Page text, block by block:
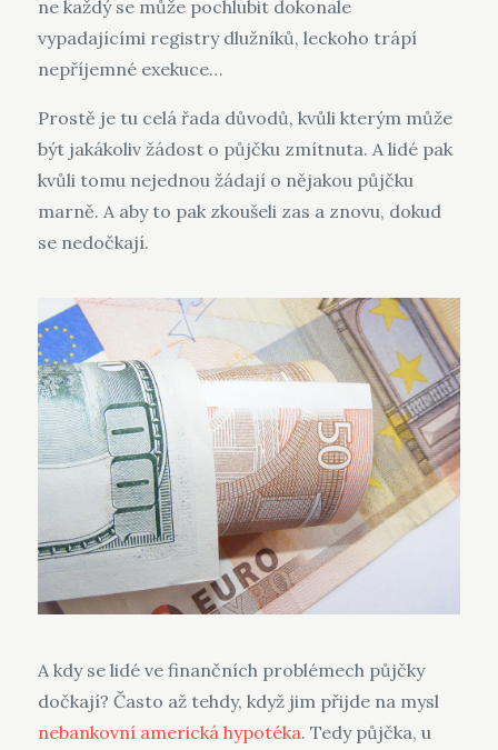
ne každý se může pochlubit dokonale
vypadajícími registry dlužníků, leckoho trápí
nepříjemné exekuce…
Prostě je tu celá řada důvodů, kvůli kterým může
být jakákoliv žádost o půjčku zmítnuta. A lidé pak
kvůli tomu nejednou žádají o nějakou půjčku
marně. A aby to pak zkoušeli zas a znovu, dokud
se nedočkají.
A kdy se lidé ve finančních problémech půjčky
dočkají? Často až tehdy, když jim přijde na mysl
nebankovní americká hypotéka. Tedy půjčka, u